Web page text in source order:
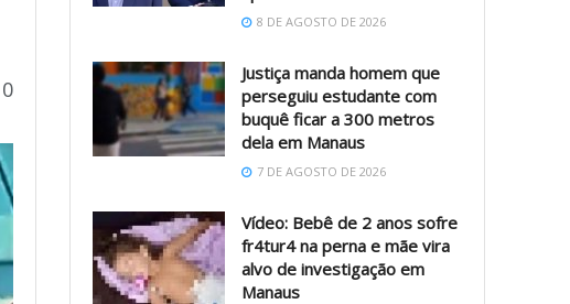
0
8 DE AGOSTO DE 2026
Justiça manda homem que
perseguiu estudante com
buquê ficar a 300 metros
dela em Manaus
7 DE AGOSTO DE 2026
Vídeo: Bebê de 2 anos sofre
fr4tur4 na perna e mãe vira
alvo de investigação em
Manaus